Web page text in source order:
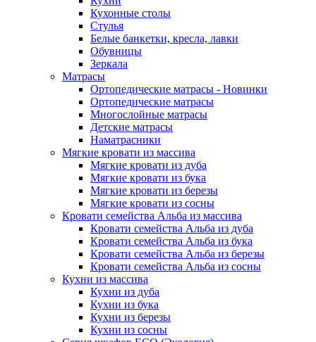
Кухонные столы
Стулья
Белые банкетки, кресла, лавки
Обувницы
Зеркала
Матрасы
Ортопедические матрасы - Новинки
Ортопедические матрасы
Многослойные матрасы
Детские матрасы
Наматрасники
Мягкие кровати из массива
Мягкие кровати из дуба
Мягкие кровати из бука
Мягкие кровати из березы
Мягкие кровати из сосны
Кровати семейства Альба из массива
Кровати семейства Альба из дуба
Кровати семейства Альба из бука
Кровати семейства Альба из березы
Кровати семейства Альба из сосны
Кухни из массива
Кухни из дуба
Кухни из бука
Кухни из березы
Кухни из сосны